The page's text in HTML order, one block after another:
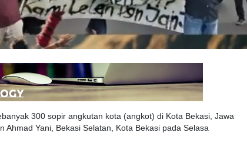
300 sopir angkutan kota (angkot) di Kota Bekasi, Jawa
Ahmad Yani, Bekasi Selatan, Kota Bekasi pada Selasa